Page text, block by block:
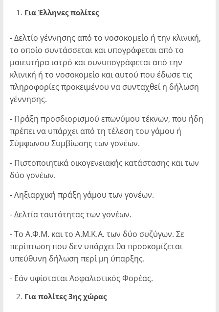
Για Έλληνες πολίτες
- Δελτίο γέννησης από το νοσοκομείο ή την κλινική,
το οποίο συντάσσεται και υπογράφεται από το
μαιευτήρα ιατρό και συνυπογράφεται από την
κλινική ή το νοσοκομείο και αυτού που έδωσε τις
πληροφορίες προκειμένου να συνταχθεί η δήλωση
γέννησης.
- Πράξη προσδιορισμού επωνύμου τέκνων, που ήδη
πρέπει να υπάρχει από τη τέλεση του γάμου ή
Σύμφωνου Συμβίωσης των γονέων.
- Πιστοποιητικά οικογενειακής κατάστασης και των
δύο γονέων.
- Ληξιαρχική πράξη γάμου των γονέων.
- Δελτία ταυτότητας των γονέων.
- Το Α.Φ.Μ. και το Α.Μ.Κ.Α. των δύο συζύγων. Σε
περίπτωση που δεν υπάρχει θα προσκομίζεται
υπεύθυνη δήλωση περί μη ύπαρξης.
- Εάν υφίσταται Ασφαλιστικός Φορέας.
Για πολίτες 3ης χώρας